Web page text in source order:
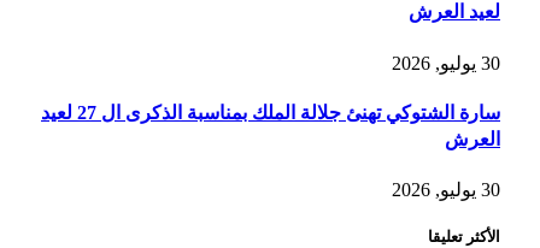
لعيد العرش
30 يوليو, 2026
سارة الشتوكي تهنئ جلالة الملك بمناسبة الذكرى ال 27 لعيد
العرش
30 يوليو, 2026
الأكثر تعليقا